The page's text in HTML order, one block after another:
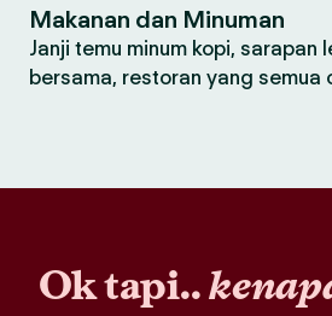
Makanan dan Minuman
Janji temu minum kopi, sarapan
bersama, restoran yang semua
Ok tapi..